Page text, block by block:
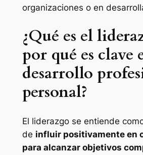
organizaciones o en
¿Qué es el
por qué es clave
desarrollo
personal?
El liderazgo se entiende
de influir positivamente en
para alcanzar objetivos